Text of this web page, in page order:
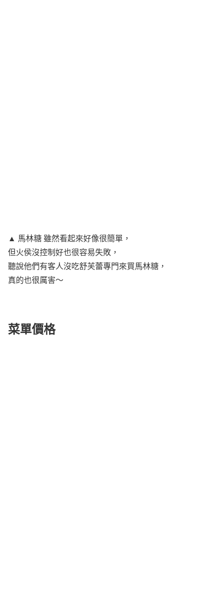
▲ 馬林糖 雖然看起來好像很簡單，
但火侯沒控制好也很容易失敗，
聽說他們有客人沒吃舒芙蕾專門來買馬林糖，
真的也很厲害～
菜單價格